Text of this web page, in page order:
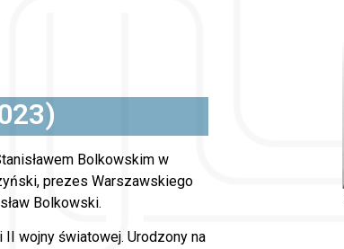
Bolkowskim w
prezes Warszawskiego
Bolkowski.
wojny światowej. Urodzony na